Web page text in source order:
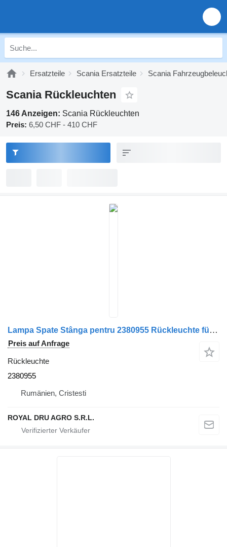
Ersatzteile Scania Ersatzteile Scania
Scania Rückleuchten
146 Anzeigen: Scania Rückleuchten
Preis: 6,50 CHF - 410 CHF
Lampa Spate Stânga pentru 2380955 Rückleuchte für Scania – Model LKW
Preis auf Anfrage
Rückleuchte
2380955
Rumänien, Cristesti
ROYAL DRU AGRO S.R.L.